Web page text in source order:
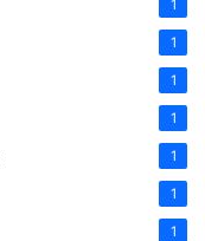
1
1
1
1
1
1
1